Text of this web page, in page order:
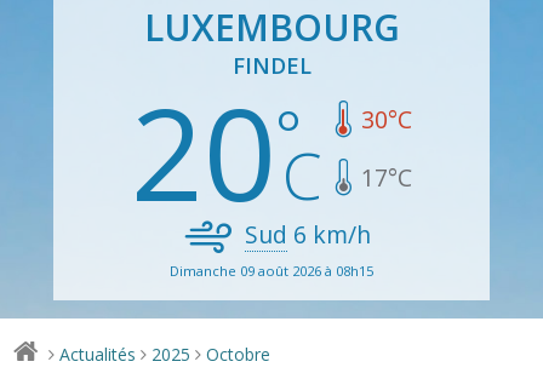
LUXEMBOURG
FINDEL
20 30°C
17°C
Sud 6 km/h
Dimanche 09 août 2026 à 08h15
> Actualités > 2025 > Octobre